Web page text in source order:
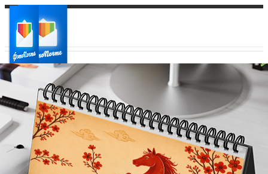
Ваш город:
Ваш регион доставки
Выберите из списка: